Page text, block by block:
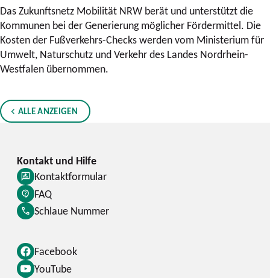
Das Zukunftsnetz Mobilität NRW berät und unterstützt die
Kommunen bei der Generierung möglicher Fördermittel. Die
Kosten der Fußverkehrs-Checks werden vom Ministerium für
Umwelt, Naturschutz und Verkehr des Landes Nordrhein-
Westfalen übernommen.
ALLE ANZEIGEN
Facebook
YouTube
Kontaktformular
FAQ
Schlaue Nummer